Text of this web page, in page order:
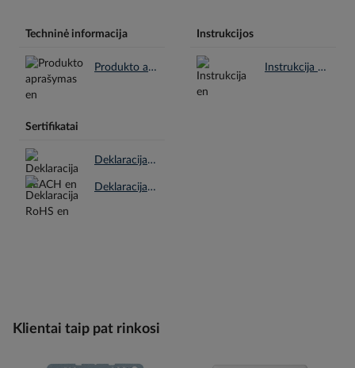
Techninė informacija
Produkto aprašymas en.pdf
Instrukcijos
Instrukcija en.pdf
Sertifikatai
Deklaracija REACH en.pdf
Deklaracija RoHS en.pdf
Klientai taip pat rinkosi